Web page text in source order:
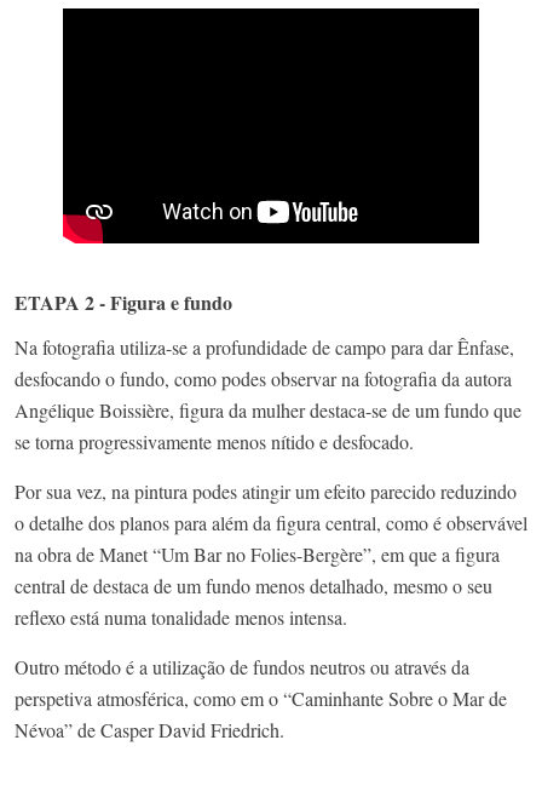
ETAPA 2 - Figura e fundo
Na fotografia utiliza-se a profundidade de campo para dar Ênfase,
desfocando o fundo, como podes observar na fotografia da autora
Angélique Boissière, figura da mulher destaca-se de um fundo que
se torna progressivamente menos nítido e desfocado.
Por sua vez, na pintura podes atingir um efeito parecido reduzindo
o detalhe dos planos para além da figura central, como é observável
na obra de Manet “Um Bar no Folies-Bergère”, em que a figura
central de destaca de um fundo menos detalhado, mesmo o seu
reflexo está numa tonalidade menos intensa.
Outro método é a utilização de fundos neutros ou através da
perspetiva atmosférica, como em o “Caminhante Sobre o Mar de
Névoa” de Casper David Friedrich.